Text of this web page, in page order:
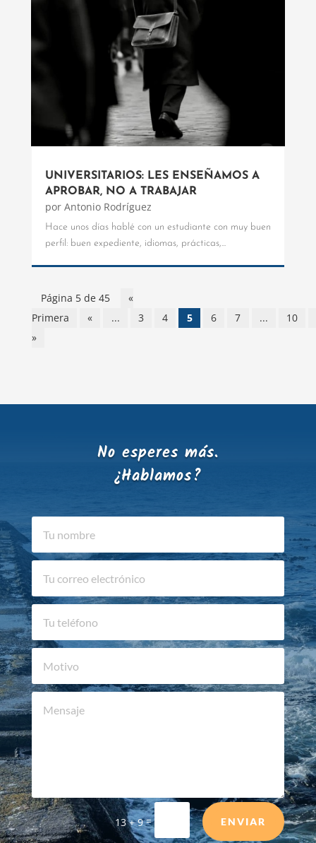
UNIVERSITARIOS: LES ENSEÑAMOS A
APROBAR, NO A TRABAJAR
por Antonio Rodríguez
Hace unos días hablé con un estudiante con muy buen
perfil: buen expediente, idiomas, prácticas,...
Página 5 de 45
«
Primera
« ... 3 4 5 6 7 ...
10
»
No esperes más.
¿Hablamos?
13 + 9= ENVIAR